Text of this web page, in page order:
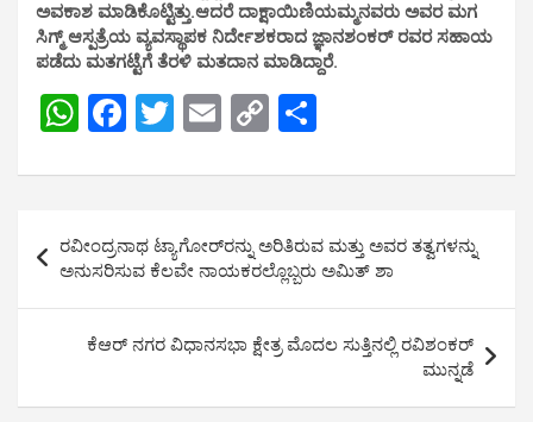
ಅವಕಾಶ ಮಾಡಿಕೊಟ್ಟಿತ್ತು.ಆದರೆ ದಾಕ್ಷಾಯಿಣಿಯಮ್ಮನವರು ಅವರ ಮಗ
ಸಿಗ್ಮ್ ಆಸ್ಪತ್ರೆಯ ವ್ಯವಸ್ಥಾಪಕ ನಿರ್ದೇಶಕರಾದ ಜ್ಞಾನಶಂಕರ್ ರವರ ಸಹಾಯ
ಪಡೆದು ಮತಗಟ್ಟೆಗೆ ತೆರಳಿ ಮತದಾನ ಮಾಡಿದ್ದಾರೆ.
W
at
A
p
p
F
ce
o
o
k
T
tt
er
E
ail
C
py
Li
n
k
ar
e
navigation
ರವೀಂದ್ರನಾಥ ಟ್ಯಾಗೋರ್‌ರನ್ನು ಅರಿತಿರುವ ಮತ್ತು ಅವರ ತತ್ವಗಳನ್ನು
ಅನುಸರಿಸುವ ಕೆಲವೇ ನಾಯಕರಲ್ಲೊಬ್ಬರು ಅಮಿತ್ ಶಾ
ಕೆಆರ್ ನಗರ ವಿಧಾನಸಭಾ ಕ್ಷೇತ್ರ ಮೊದಲ ಸುತ್ತಿನಲ್ಲಿ ರವಿಶಂಕರ್
ಮುನ್ನಡೆ